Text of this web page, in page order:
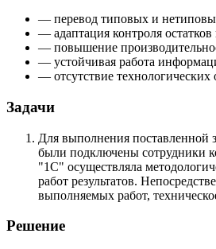
— перевод типовых и
— адаптация контроля
— повышение
— устойчивая работа
— отсутствие
Задачи
Для выполнения
были подключены сотрудники
"1С" осуществляла
работ результатов.
выполняемых работ,
Решение